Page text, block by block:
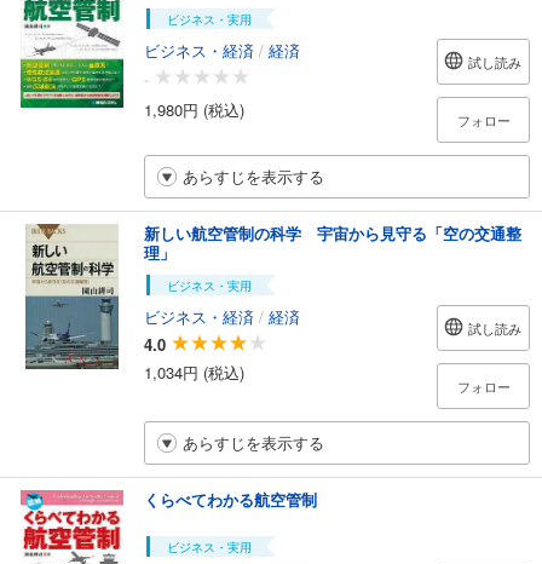
ビジネス・実用
ビジネス・経済 / 経済
-
1,980円 (税込)
試し読み
フォロー
あらすじを表示する
新しい航空管制の科学 宇宙から見守る「空の交通整
理」
ビジネス・実用
ビジネス・経済 / 経済
4.0
1,034円 (税込)
試し読み
フォロー
あらすじを表示する
くらべてわかる航空管制
ビジネス・実用